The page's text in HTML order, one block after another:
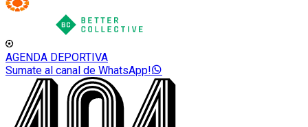
AGENDA DEPORTIVA
Sumate al canal de WhatsApp!